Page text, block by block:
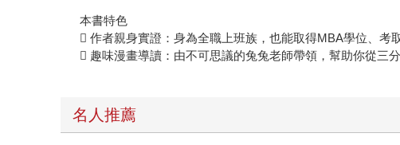
本書特色
 作者親身實證：身為全職上班族，也能取得MBA學位、考
 趣味漫畫導讀：由不可思議的兔兔老師帶領，幫助你從三
名人推薦